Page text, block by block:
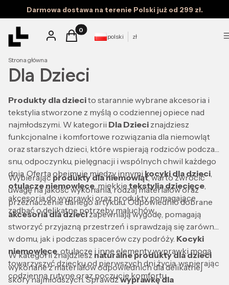
Darmowa dostawa na terenie Polski już od 299 zł.
Zaloguj sięProdukty w koszyku: 0. Zobacz szczegóły
Koszyk polski zł
Strona główna
Dla Dzieci
Produkty dla dziecito starannie wybrane akcesoria i
tekstylia stworzone z myślą o codziennej opiece nad
najmłodszymi. W kategorii Dla Dzieci znajdziesz
funkcjonalne i komfortowe rozwiązania dla niemowląt
oraz starszych dzieci, które wspierają rodziców podczas
snu, odpoczynku, pielęgnacji i wspólnych chwil każdego
dnia. Oferta obejmuje między innymi kocyki dla dzieci,
otulacze niemowlęce, miękkie tekstylia dziecięce,
akcesoria do wyprawki oraz produkty pomagające
zadbać o delikatne potrzeby maluchów.
Wybierającprodukty dla niemowląt, warto zwrócić
uwagę na jakość wykonania, rodzaj materiałów oraz
przeznaczenie danego artykułu. Odpowiednio dobrane
akcesoria dla dziecizapewniają wygodę, pomagają
stworzyć przyjazną przestrzeń i sprawdzają się zarówno
w domu, jak i podczas spacerów czy podróży. Kocyki
niemowlęce, otulacze i inne elementy wyprawki mogą
towarzyszyć dziecku od pierwszych dni życia, wspierając
codzienną rutynę oraz poczucie komfortu.
W kategorii znajdziesz naturalne produkty dla dzieci
wykonane z materiałów odpowiednich dla delikatnej
skóry najmłodszych. Sprawdźwyprawkę dla